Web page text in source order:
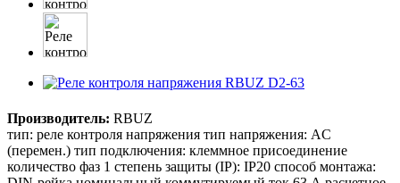
Производитель: RBUZ
тип: реле контроля напряжения тип напряжения: AC
(перемен.) тип подключения: клеммное присоединение
количество фаз 1 степень защиты (IP): IP20 способ монтажа: